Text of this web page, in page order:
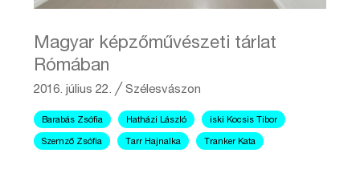
Magyar képzőművészeti tárlat
Rómában
2016. július 22. ╱Szélesvászon
Barabás Zsófia Hatházi László iski Kocsis Tibor
Szemző Zsófia Tarr Hajnalka Tranker Kata